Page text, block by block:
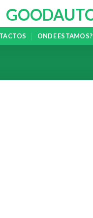
ONDE ESTAMOS?